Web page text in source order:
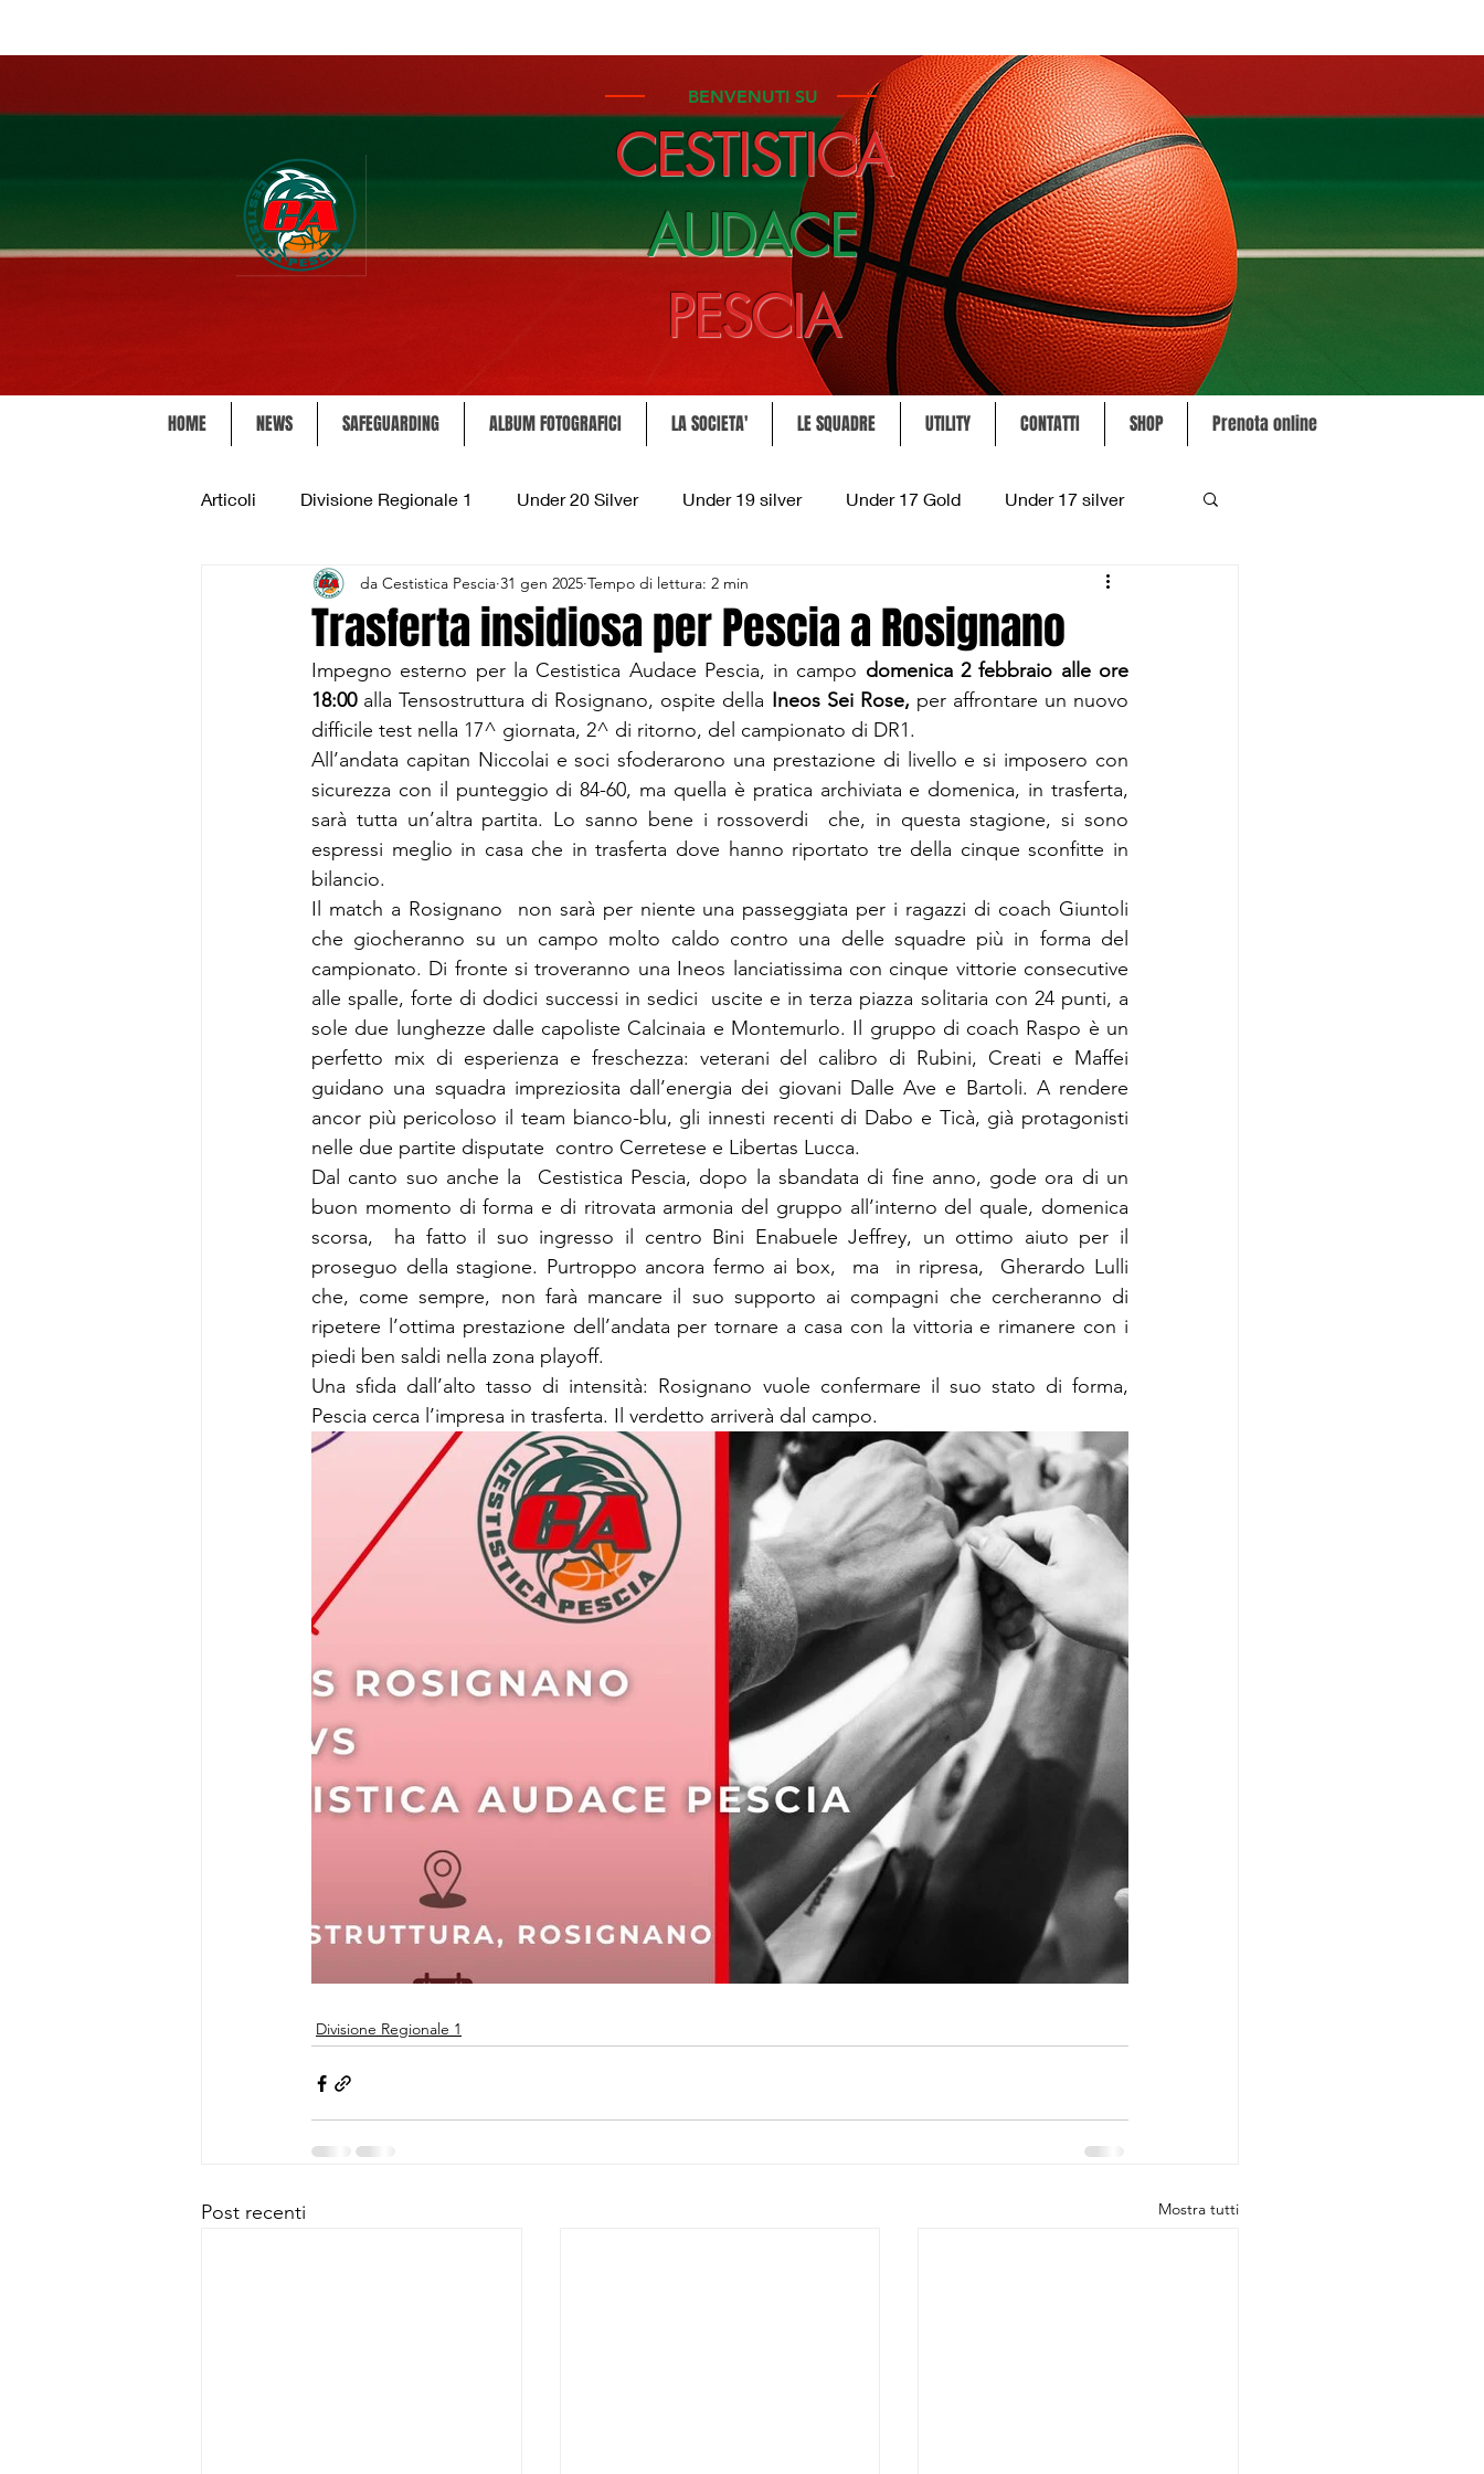
BENVENUTI SU
CESTISTICA
AUDACE
PESCIA
HOME NEWS SAFEGUARDING ALBUM FOTOGRAFICI LA SOCIETA' LE SQUADRE UTILITY CONTATTI SHOP Prenota online
Articoli Divisione Regionale 1 Under 20 Silver Under 19 silver Under 17 Gold Under 17 silver
Under 15 Silver Under 14 Silver Under 13 Silver Esordienti
CSI Juniores CSI Under 13 Divisione Regionale 3 CSI Allievi
Trasferta insidiosa per Pescia a Rosignano
da Cestistica Pescia 31 gen 2025 Tempo di lettura: 2 min
Impegno esterno per la Cestistica Audace Pescia, in campo domenica 2 febbraio alle ore
18:00 alla Tensostruttura di Rosignano, ospite della Ineos Sei Rose, per affrontare un nuovo
difficile test nella 17^ giornata, 2^ di ritorno, del campionato di DR1.
All’andata capitan Niccolai e soci sfoderarono una prestazione di livello e si imposero con
sicurezza con il punteggio di 84-60, ma quella è pratica archiviata e domenica, in trasferta,
sarà tutta un’altra partita. Lo sanno bene i rossoverdi  che, in questa stagione, si sono
espressi meglio in casa che in trasferta dove hanno riportato tre della cinque sconfitte in
bilancio.
Il match a Rosignano  non sarà per niente una passeggiata per i ragazzi di coach Giuntoli
che giocheranno su un campo molto caldo contro una delle squadre più in forma del
campionato. Di fronte si troveranno una Ineos lanciatissima con cinque vittorie consecutive
alle spalle, forte di dodici successi in sedici  uscite e in terza piazza solitaria con 24 punti, a
sole due lunghezze dalle capoliste Calcinaia e Montemurlo. Il gruppo di coach Raspo è un
perfetto mix di esperienza e freschezza: veterani del calibro di Rubini, Creati e Maffei
guidano una squadra impreziosita dall’energia dei giovani Dalle Ave e Bartoli. A rendere
ancor più pericoloso il team bianco-blu, gli innesti recenti di Dabo e Ticà, già protagonisti
nelle due partite disputate  contro Cerretese e Libertas Lucca.
Dal canto suo anche la  Cestistica Pescia, dopo la sbandata di fine anno, gode ora di un
buon momento di forma e di ritrovata armonia del gruppo all’interno del quale, domenica
scorsa,  ha fatto il suo ingresso il centro Bini Enabuele Jeffrey, un ottimo aiuto per il
proseguo della stagione. Purtroppo ancora fermo ai box,  ma  in ripresa,  Gherardo Lulli
che, come sempre, non farà mancare il suo supporto ai compagni che cercheranno di
ripetere l’ottima prestazione dell’andata per tornare a casa con la vittoria e rimanere con i
piedi ben saldi nella zona playoff.
Una sfida dall’alto tasso di intensità: Rosignano vuole confermare il suo stato di forma,
Pescia cerca l’impresa in trasferta. Il verdetto arriverà dal campo.
Divisione Regionale 1
Post recenti Mostra tutti